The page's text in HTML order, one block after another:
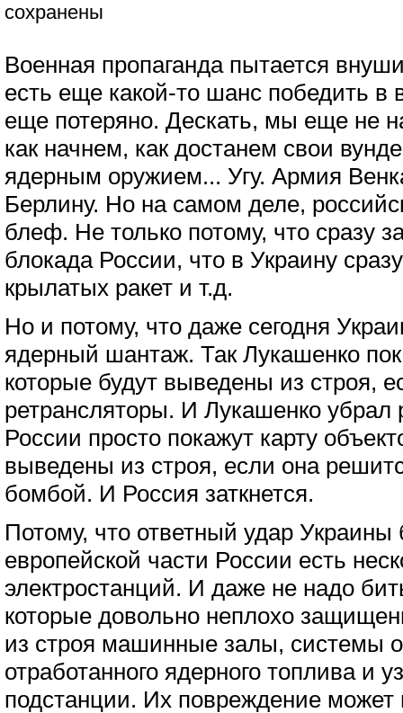
сохранены
Военная пропаганда пытается
есть еще какой-то шанс победить в
еще потеряно. Дескать, мы еще не
как начнем, как достанем свои
ядерным оружием... Угу. Армия
Берлину. Но на самом деле,
блеф. Не только потому, что сразу
блокада России, что в Украину
крылатых ракет и т.д.
Но и потому, что даже сегодня
ядерный шантаж. Так Лукашенко
которые будут выведены из строя,
ретрансляторы. И Лукашенко убрал
России просто покажут карту
выведены из строя, если она
бомбой. И Россия заткнется.
Потому, что ответный удар
европейской части России есть
электростанций. И даже не надо
которые довольно неплохо
из строя машинные залы, системы
отработанного ядерного топлива и
подстанции. Их повреждение может